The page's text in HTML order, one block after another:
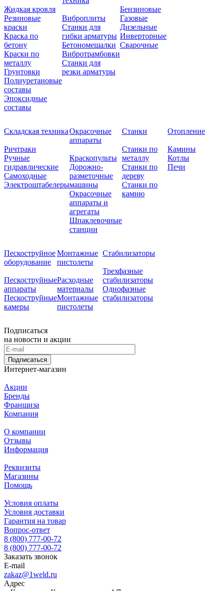
Жидкая кровля
Резиновые
краски
Краска по
бетону
Краски по
металлу
Грунтовки
Полиуретановые
составы
Эпоксидные
составы
Виброплиты
Станки для
гибки арматуры
Бетономешалки
Вибротрамбовки
Станки для
резки арматуры
Бензиновые
Газовые
Дизельные
Инверторные
Сварочные
Складская техника
Ричтраки
Ручные
гидравлические
Самоходные
Электроштабелеры
Окрасочные
аппараты
Краскопульты
Дорожно-
разметочные
машины
Окрасочные
аппараты и
агрегаты
Шпаклевочные
станции
Станки
Станки по
металлу
Станки по
дереву
Станки по
камню
Отопление
Камины
Котлы
Печи
Пескоструйное
оборудование
Пескоструйные
аппараты
Пескоструйные
камеры
Монтажные
пистолеты
Расходные
материалы
Монтажные
пистолеты
Стабилизаторы
Трехфазные
стабилизаторы
Однофазные
стабилизаторы
Подписаться
на новости и акции
Подписаться
Интернет-магазин
Акции
Бренды
Франшиза
Компания
О компании
Отзывы
Информация
Реквизиты
Магазины
Помощь
Условия оплаты
Условия доставки
Гарантия на товар
Вопрос-ответ
8 (800) 777-00-72
8 (800) 777-00-72
Заказать звонок
E-mail
zakaz@1weld.ru
Адрес